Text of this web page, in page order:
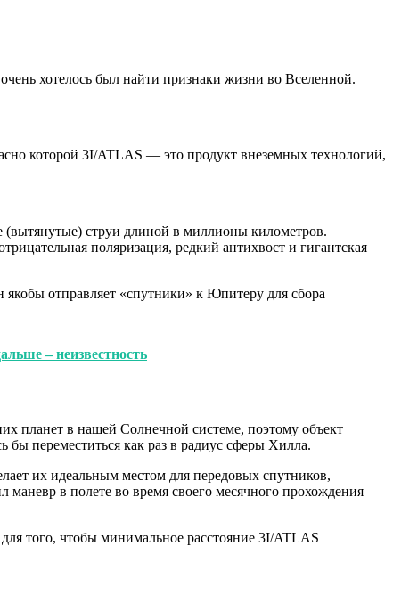
хотелось был найти признаки жизни во Вселенной.
которой 3I/ATLAS — это продукт внеземных технологий,
(вытянутые) струи длиной в миллионы километров.
поляризация, редкий антихвост и гигантская
якобы отправляет «спутники» к Юпитеру для сбора
– неизвестность
планет в нашей Солнечной системе, поэтому объект
переместиться как раз в радиус сферы Хилла.
их идеальным местом для передовых спутников,
в полете во время своего месячного прохождения
того, чтобы минимальное расстояние 3I/ATLAS